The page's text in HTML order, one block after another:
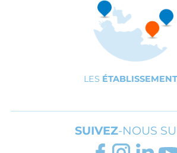
LES
SUIVEZ-NOUS
FACEBOOK